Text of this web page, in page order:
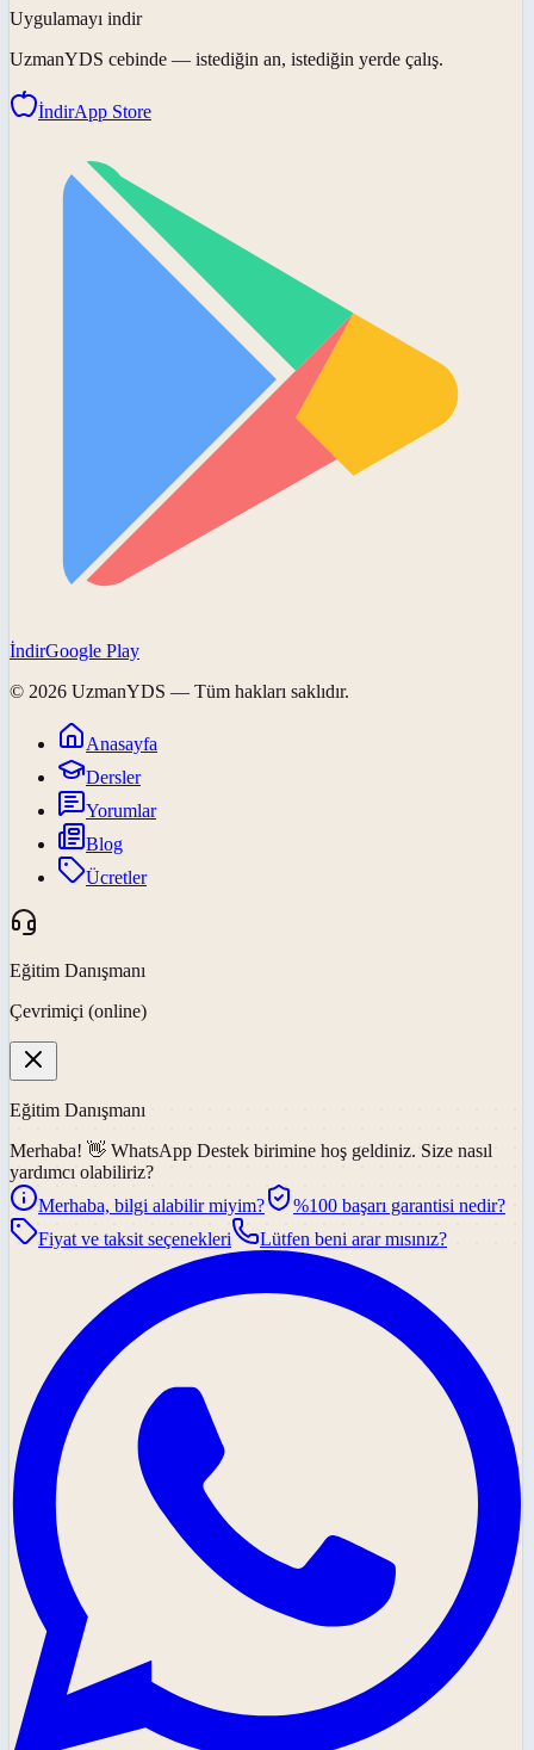
Uygulamayı indir
UzmanYDS cebinde — istediğin an, istediğin yerde çalış.
İndirApp Store
İndirGoogle Play
© 2026 UzmanYDS — Tüm hakları saklıdır.
Anasayfa
Dersler
Yorumlar
Blog
Ücretler
Eğitim Danışmanı
Çevrimiçi (online)
Eğitim Danışmanı
Merhaba! 👋 WhatsApp Destek birimine hoş geldiniz. Size nasıl
yardımcı olabiliriz?
Merhaba, bilgi alabilir miyim?
%100 başarı garantisi nedir?
Fiyat ve taksit seçenekleri
Lütfen beni arar mısınız?